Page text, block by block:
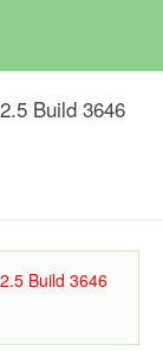
Build 3646
Build 3646